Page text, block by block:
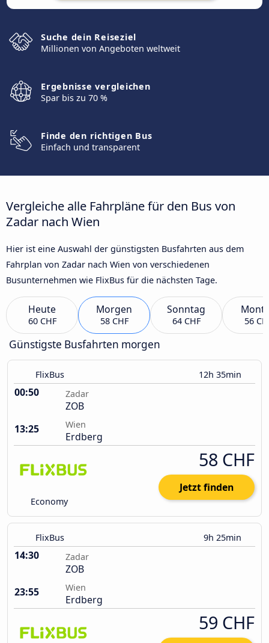
Suche dein Reiseziel
Millionen von Angeboten weltweit
Ergebnisse vergleichen
Spar bis zu 70 %
Finde den richtigen Bus
Einfach und transparent
Vergleiche alle Fahrpläne für den Bus von
Zadar nach Wien
Hier ist eine Auswahl der günstigsten Busfahrten aus dem
Fahrplan von Zadar nach Wien von verschiedenen
Busunternehmen wie FlixBus für die nächsten Tage.
Heute
60 CHF
Morgen
58 CHF
Sonntag
64 CHF 56
Günstigste Busfahrten morgen
FlixBus 12h 35min
00:50 Zadar
ZOB
13:25
Wien
Erdberg
Economy
58 CHF
Jetzt finden
FlixBus 9h 25min
14:30 Zadar
ZOB
23:55
Wien
Erdberg
59 CHF